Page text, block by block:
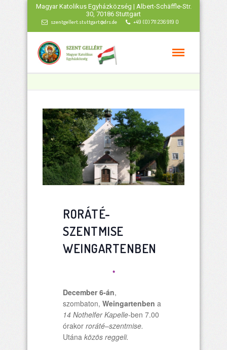
Magyar Katolikus Egyházközség | Albert-Schäffle-Str.
30, 70186 Stuttgart
szentgellert.stuttgart@drs.de +49 (0) 711 236 919 0
RORÁTÉ-
SZENTMISE
WEINGARTENBEN
*
December 6-án,
szombaton, Weingartenben a
14 Nothelfer Kapelle-ben 7.00
órakor roráté–szentmise.
Utána közös reggeli.